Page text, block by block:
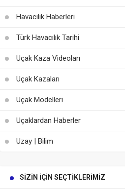
Havacılık Haberleri
Türk Havacılık Tarihi
Uçak Kaza Videoları
Uçak Kazaları
Uçak Modelleri
Uçaklardan Haberler
Uzay | Bilim
SIZIN İÇIN SEÇTIKLERIMIZ